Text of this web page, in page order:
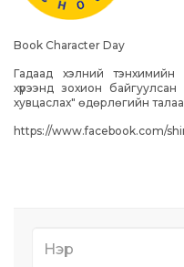
Book Character Day
Гадаад хэлний
хүрээнд зохион
хувцаслах" өдөрлөгийн
https://www.facebook.com/